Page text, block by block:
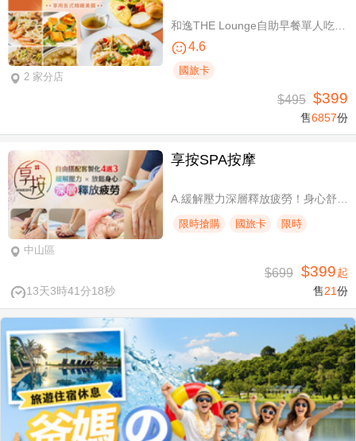
2 家分店
4.6
國旅卡
$495 $399
售6857份
中山區
享按SPA按摩
限時搶購 國旅卡 限時
13天3時41分17秒
$699 $399起
售21份